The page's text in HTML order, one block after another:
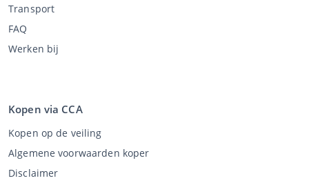
Transport
FAQ
Werken bij
Kopen via CCA
Kopen op de veiling
Algemene voorwaarden koper
Disclaimer